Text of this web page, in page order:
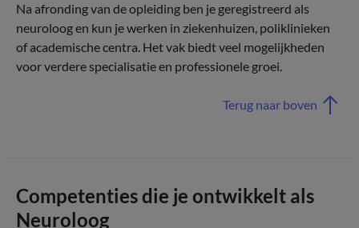
Na afronding van de opleiding ben je geregistreerd als
neuroloog en kun je werken in ziekenhuizen, poliklinieken
of academische centra. Het vak biedt veel mogelijkheden
voor verdere specialisatie en professionele groei.
Terug naar boven
Competenties die je ontwikkelt als
Neuroloog